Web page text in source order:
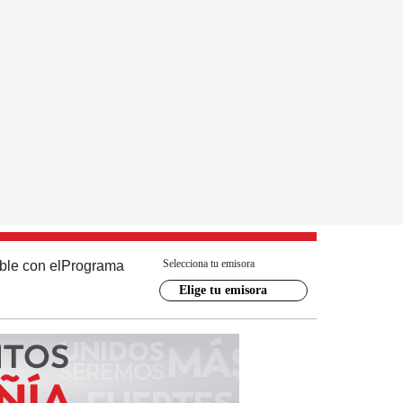
con el Programa Selecciona tu emisora
Elige tu emisora